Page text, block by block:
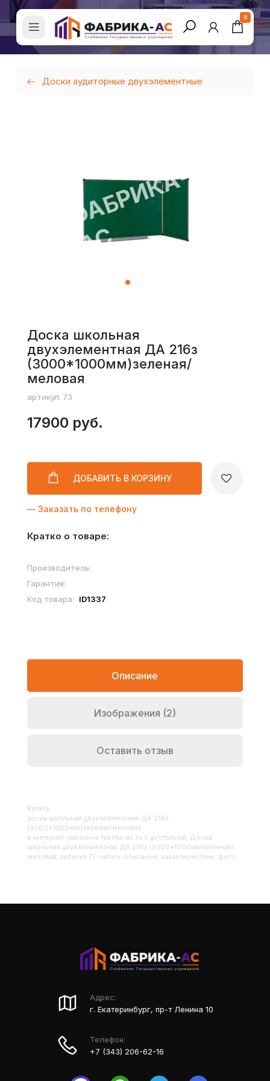
0
Доски аудиторные двухэлементные
Доска школьная
двухэлементная ДА 216з
(3000*1000мм)зеленая/
меловая
артикул: 73
17900 руб.
ДОБАВИТЬ В КОРЗИНУ
— Заказать по телефону
Кратко о товаре:
Производитель:
Гарантия:
Код товара:
ID1337
Описание
Изображения (2)
Оставить отзыв
Купить
Доска школьная двухэлементная ДА 216з
(3000*1000мм)зеленая/меловая
в интернет-магазине fabrika-ac.ru с доставкой. Доска
школьная двухэлементная ДА 216з (3000*1000мм)зеленая/
меловая, артикул 73: читать описание, характеристики, фото
Адрес:
г. Екатеринбург, пр-т Ленина 10
Телефон:
+7 (343) 206-62-16